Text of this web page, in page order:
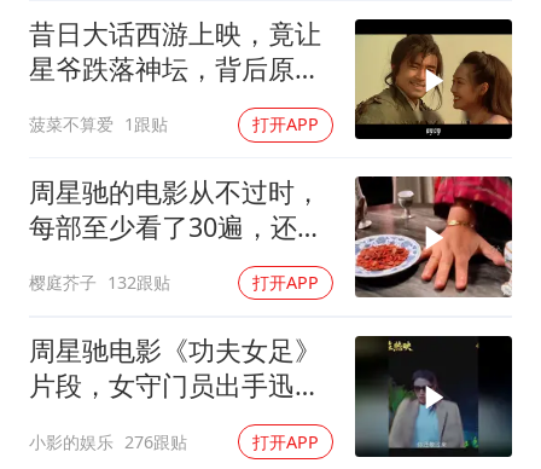
西贝创始人贾国龙押注鲜羊赛道
人民的健康、体质、幸福一脉相承
昔日大话西游上映，竟让
星爷跌落神坛，背后原因
菠菜不算爱 1跟贴 打开APP
周星驰的电影从不过时，
每部至少看了30遍，还是
樱庭芥子 132跟贴 打开APP
周星驰电影《功夫女足》
片段，女守门员出手迅
猛，一次比一次搞笑
小影的娱乐 276跟贴 打开APP